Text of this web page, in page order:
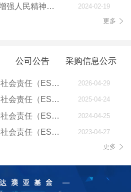
推进中国式现代化必须增强人民精神力量
2024-02-19
更多
公司公告 采购信息公示
中国信达发布《2025年社会责任（ESG）报告》 2026-04-29
中国信达发布《2024年社会责任（ESG）报告》 2025-04-24
中国信达发布《2023年社会责任（ESG）报告》 2024-04-25
中国信达发布《2022年社会责任（ESG）报告》
2023-04-27
更多